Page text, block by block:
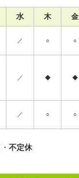
水 木 金
／ ○ ○
／ ◆ ◆
／ ○ ○
・不定休